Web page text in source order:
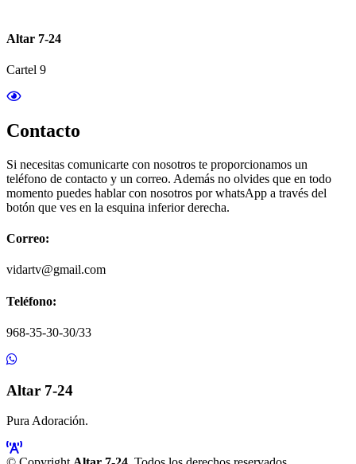
Altar 7-24
Cartel 9
Contacto
Si necesitas comunicarte con nosotros te proporcionamos un
teléfono de contacto y un correo. Además no olvides que en todo
momento puedes hablar con nosotros por whatsApp a través del
botón que ves en la esquina inferior derecha.
Correo:
vidartv@gmail.com
Teléfono:
968-35-30-30/33
Altar 7-24
Pura Adoración.